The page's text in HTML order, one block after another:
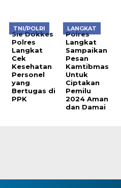
TNI/POLRI
Sie Dokkes
Polres
Langkat
Cek
Kesehatan
Personel
yang
Bertugas di
PPK
LANGKAT
Polres
Langkat
Sampaikan
Pesan
Kamtibmas
Untuk
Ciptakan
Pemilu
2024 Aman
dan Damai